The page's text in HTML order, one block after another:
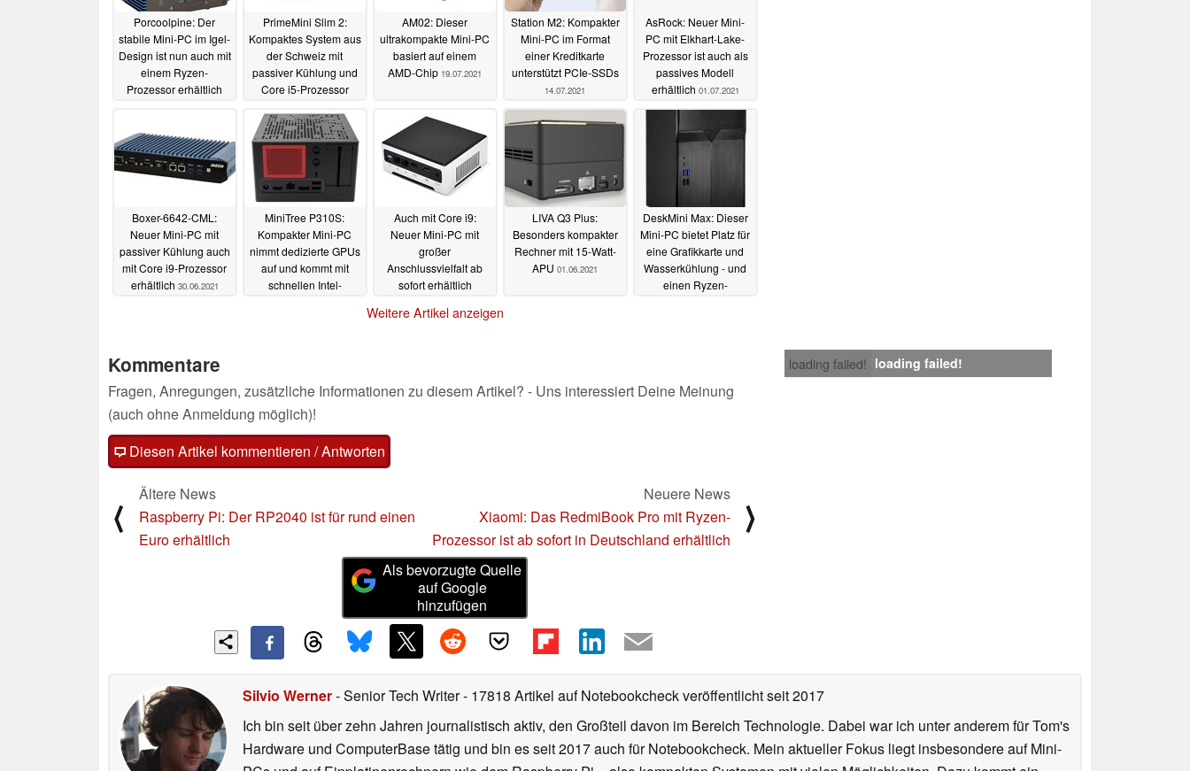
Porcoolpine: Der
stabile Mini-PC im Igel-
Design ist nun auch mit
einem Ryzen-
Prozessor erhältlich
PrimeMini Slim 2:
Kompaktes System aus
der Schweiz mit
passiver Kühlung und
Core i5-Prozessor
AM02: Dieser
ultrakompakte Mini-PC
basiert auf einem
AMD-Chip 19.07.2021
Station M2: Kompakter
Mini-PC im Format
einer Kreditkarte
unterstützt PCIe-SSDs
14.07.2021
AsRock: Neuer Mini-
PC mit Elkhart-Lake-
Prozessor ist auch als
passives Modell
erhältlich 01.07.2021
Boxer-6642-CML:
Neuer Mini-PC mit
passiver Kühlung auch
mit Core i9-Prozessor
erhältlich 30.06.2021
MiniTree P310S:
Kompakter Mini-PC
nimmt dedizierte GPUs
auf und kommt mit
schnellen Intel-
Auch mit Core i9:
Neuer Mini-PC mit
großer
Anschlussvielfalt ab
sofort erhältlich
LIVA Q3 Plus:
Besonders kompakter
Rechner mit 15-Watt-
APU 01.06.2021
DeskMini Max: Dieser
Mini-PC bietet Platz für
eine Grafikkarte und
Wasserkühlung - und
einen Ryzen-
Weitere Artikel anzeigen
loading failed! loading failed!
Kommentare
Fragen, Anregungen, zusätzliche Informationen zu diesem Artikel? - Uns interessiert Deine Meinung
(auch ohne Anmeldung möglich)!
Diesen Artikel kommentieren / Antworten
⟨
Ältere News
Raspberry Pi: Der RP2040 ist für rund einen
Euro erhältlich
Neuere News
Xiaomi: Das RedmiBook Pro mit Ryzen-
Prozessor ist ab sofort in Deutschland erhältlich
⟩
Als bevorzugte Quelle
auf Google
hinzufügen
Silvio Werner- Senior Tech Writer- 17818 Artikel auf Notebookcheck veröffentlichtseit 2017
Ich bin seit über zehn Jahren journalistisch aktiv, den Großteil davon im Bereich Technologie. Dabei war ich unter anderem für Tom's
Hardware und ComputerBase tätig und bin es seit 2017 auch für Notebookcheck. Mein aktueller Fokus liegt insbesondere auf Mini-